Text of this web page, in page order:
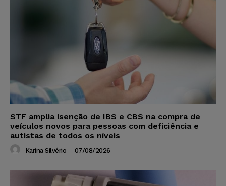
STF amplia isenção de IBS e CBS na compra de
veículos novos para pessoas com deficiência e
autistas de todos os níveis
Karina Silvério - 07/08/2026